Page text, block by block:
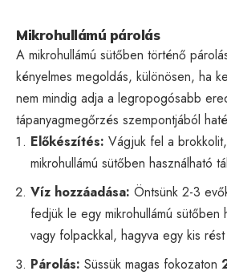
Mikrohullámú párolás
A mikrohullámú sütőben történő
kényelmes megoldás, különösen, ha
nem mindig adja a legropogósabb
tápanyagmegőrzés szempontjából
Előkészítés: Vágjuk fel a
mikrohullámú sütőben használható
Víz hozzáadása: Öntsünk 2-3
fedjük le egy mikrohullámú sütőben
vagy folpackkal, hagyva egy kis
Párolás: Süssük magas fokozaton